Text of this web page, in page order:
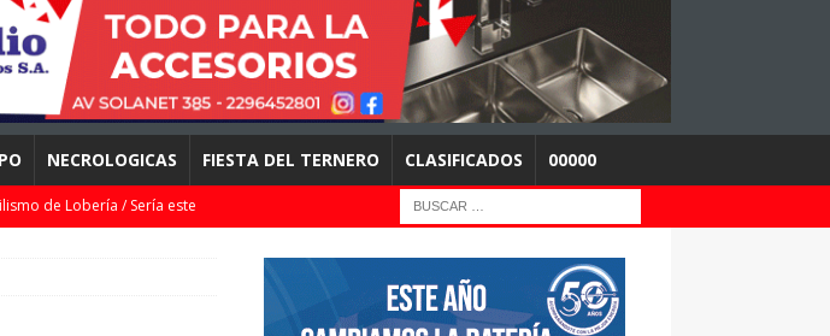
NECROLOGICAS FIESTA DEL TERNERO CLASIFICADOS 00000
de Lobería / Sería este
/ Pedí tu entrada al